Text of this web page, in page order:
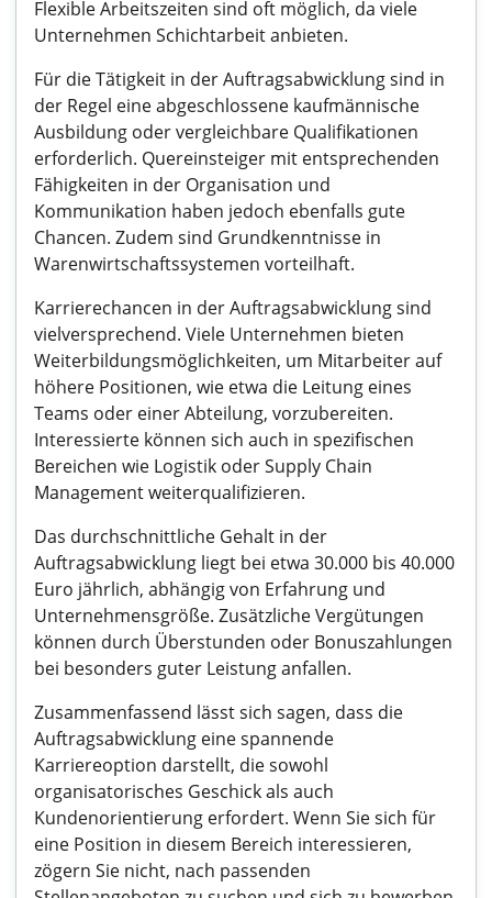
Flexible Arbeitszeiten sind oft möglich, da viele
Unternehmen Schichtarbeit anbieten.
Für die Tätigkeit in der Auftragsabwicklung sind in
der Regel eine abgeschlossene kaufmännische
Ausbildung oder vergleichbare Qualifikationen
erforderlich. Quereinsteiger mit entsprechenden
Fähigkeiten in der Organisation und
Kommunikation haben jedoch ebenfalls gute
Chancen. Zudem sind Grundkenntnisse in
Warenwirtschaftssystemen vorteilhaft.
Karrierechancen in der Auftragsabwicklung sind
vielversprechend. Viele Unternehmen bieten
Weiterbildungsmöglichkeiten, um Mitarbeiter auf
höhere Positionen, wie etwa die Leitung eines
Teams oder einer Abteilung, vorzubereiten.
Interessierte können sich auch in spezifischen
Bereichen wie Logistik oder Supply Chain
Management weiterqualifizieren.
Das durchschnittliche Gehalt in der
Auftragsabwicklung liegt bei etwa 30.000 bis 40.000
Euro jährlich, abhängig von Erfahrung und
Unternehmensgröße. Zusätzliche Vergütungen
können durch Überstunden oder Bonuszahlungen
bei besonders guter Leistung anfallen.
Zusammenfassend lässt sich sagen, dass die
Auftragsabwicklung eine spannende
Karriereoption darstellt, die sowohl
organisatorisches Geschick als auch
Kundenorientierung erfordert. Wenn Sie sich für
eine Position in diesem Bereich interessieren,
zögern Sie nicht, nach passenden